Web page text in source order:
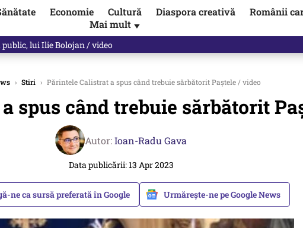
Economie Cultură Diaspora creativă
Românii
Mai mult ▼
de tot!” Eugen Teodorovici, reacție după ce Green Deal-ul a pus pe…
› Stiri › Părintele Calistrat a spus când trebuie sărbătorit Paștele / video
spus când trebuie sărbătorit
Autor:Ioan-Radu Gava
Data publicării: 13 Apr 2023
ne ca sursă preferată în Google Urmărește-ne pe Google News